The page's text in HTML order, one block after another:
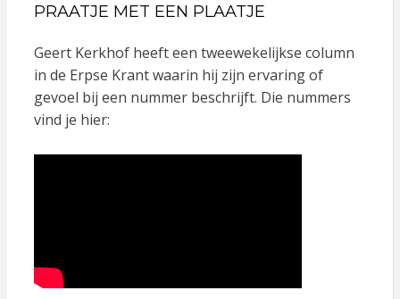
PRAATJE MET EEN PLAATJE
Geert Kerkhof heeft een tweewekelijkse column
in de Erpse Krant waarin hij zijn ervaring of
gevoel bij een nummer beschrijft. Die nummers
vind je hier: